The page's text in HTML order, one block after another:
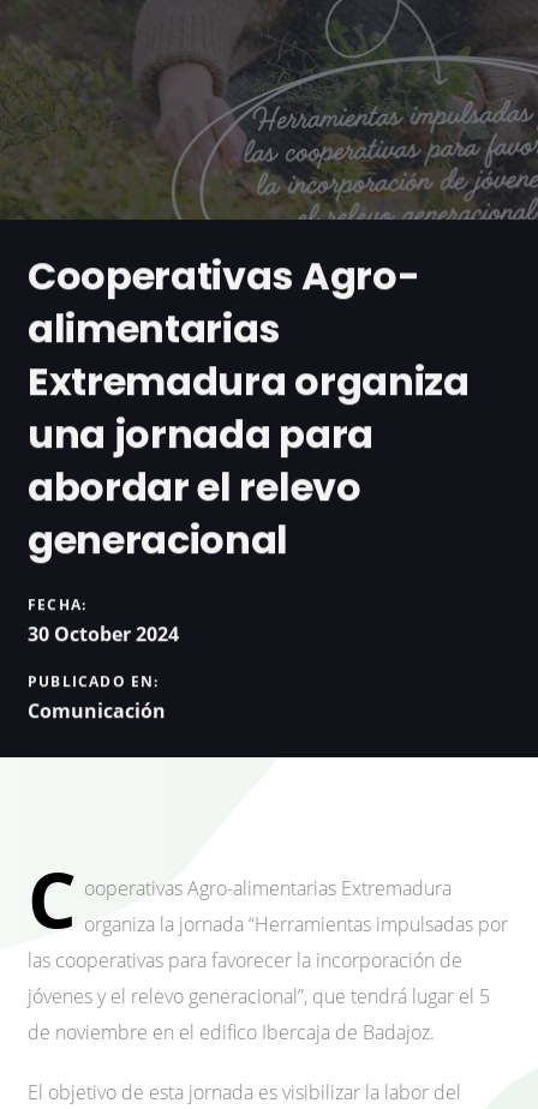
Cooperativas Agro-
alimentarias
Extremadura organiza
una jornada para
abordar el relevo
generacional
FECHA:
30 October 2024
PUBLICADO EN:
Comunicación
C ooperativas Agro-alimentarias Extremadura
organiza la jornada “Herramientas impulsadas por
las cooperativas para favorecer la incorporación de
jóvenes y el relevo generacional”, que tendrá lugar el 5
de noviembre en el edifico Ibercaja de Badajoz.
El objetivo de esta jornada es visibilizar la labor del